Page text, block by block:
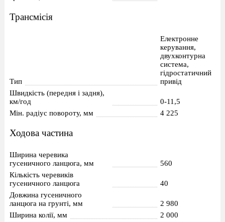
Трансмісія
Тип
Електронне
керування,
двухконтурна
система,
гідростатичний
привід
Швидкість (передня і задня),
км/год
0-11,5
Мін. радіус повороту, мм
4 225
Ходова частина
Ширина черевика
гусеничного ланцюга, мм
560
Кількість черевиків
гусеничного ланцюга
40
Довжина гусеничного
ланцюга на грунті, мм
2 980
Ширина колії, мм
2 000